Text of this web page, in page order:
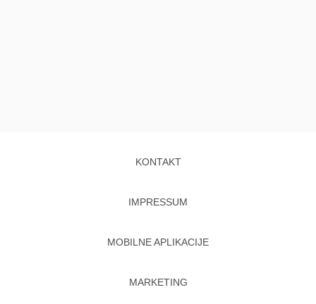
KONTAKT
IMPRESSUM
MOBILNE APLIKACIJE
MARKETING